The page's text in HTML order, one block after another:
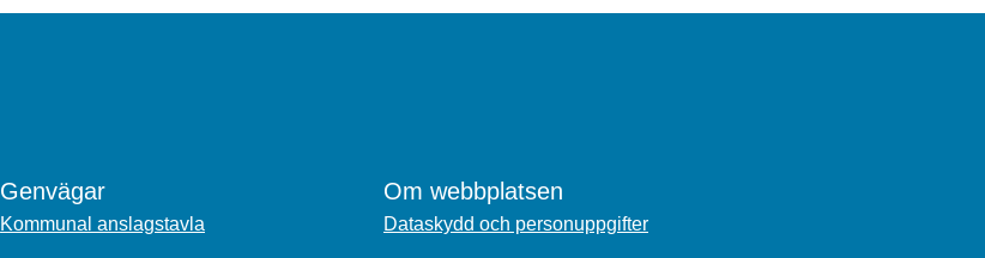
Genvägar
Kommunal anslagstavla
Om webbplatsen
Dataskydd och personuppgifter